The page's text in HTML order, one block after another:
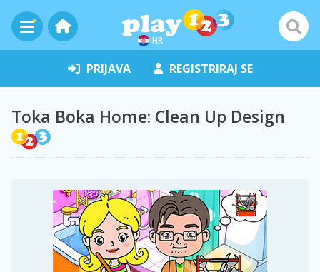
HR
PRIJAVA REGISTRIRAJ SE
Toka Boka Home: Clean Up Design